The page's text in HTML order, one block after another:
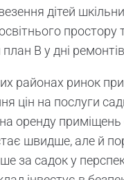
дітей
простору
B у дні
районах ринок
цін на послуги
оренду приміщень
швидше, але й
за садок у